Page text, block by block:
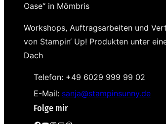
Oase“ in Mömbris
Workshops, Auftragsarbeiten und
von Stampin‘ Up! Produkten unter
Dach
Telefon: +49 6029 999 99 02
E-Mail: sanja@stampinsunny.de
Folge mir